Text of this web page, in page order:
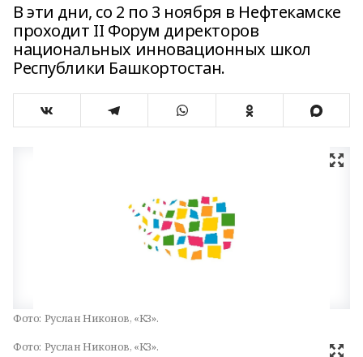
В эти дни, со 2 по 3 ноября в Нефтекамске
проходит II Форум директоров
национальных инновационных школ
Республики Башкортостан.
Фото: Руслан Никонов, «КЗ».
Фото: Руслан Никонов, «КЗ».